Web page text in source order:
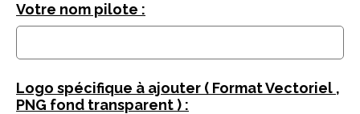
Votre nom pilote :
Logo spécifique à ajouter ( Format Vectoriel ,
PNG fond transparent ) :